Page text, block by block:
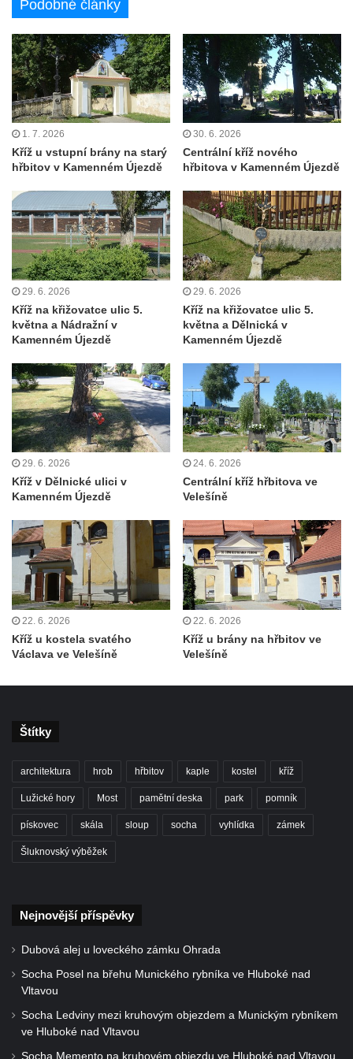
Podobné články
1. 7. 2026
Kříž u vstupní brány na starý
hřbitov v Kamenném Újezdě
30. 6. 2026
Centrální kříž nového
hřbitova v Kamenném Újezdě
29. 6. 2026
Kříž na křižovatce ulic 5.
května a Nádražní v
Kamenném Újezdě
29. 6. 2026
Kříž na křižovatce ulic 5.
května a Dělnická v
Kamenném Újezdě
29. 6. 2026
Kříž v Dělnické ulici v
Kamenném Újezdě
24. 6. 2026
Centrální kříž hřbitova ve
Velešíně
22. 6. 2026
Kříž u kostela svatého
Václava ve Velešíně
22. 6. 2026
Kříž u brány na hřbitov ve
Velešíně
Štítky
architektura hrob hřbitov kaple kostel kříž
Lužické hory Most pamětní deska park pomník
pískovec skála sloup socha vyhlídka zámek
Šluknovský výběžek
Nejnovější příspěvky
Dubová alej u loveckého zámku Ohrada
Socha Posel na břehu Munického rybníka ve Hluboké nad
Vltavou
Socha Ledviny mezi kruhovým objezdem a Munickým rybníkem
ve Hluboké nad Vltavou
Socha Memento na kruhovém objezdu ve Hluboké nad Vltavou